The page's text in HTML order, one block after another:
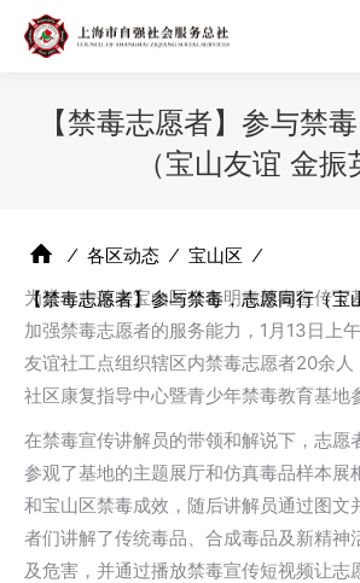
【禁毒志愿者】参与禁
（宝山友谊 金振
⁄ 各区动态 ⁄ 宝山区 ⁄
【禁毒志愿者】参与禁毒，志愿同行（宝
为进一步落实宝山区今冬明春禁毒宣传下
加强禁毒志愿者的服务能力，1月13日上
友谊社工点组织辖区内禁毒志愿者20余
社区康复指导中心暨青少年禁毒教育基地
在禁毒宣传讲解员的带领和解说下，志愿
参观了基地的主题展厅和仿真毒品样本展
和宝山区禁毒成效，随后讲解员通过图文
者们讲解了传统毒品、合成毒品及新精神
及危害，并通过播放禁毒宣传短视频让志